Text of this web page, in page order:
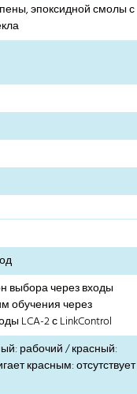
эпоксидной смолы с
выбора через входы
обучения через
LCA-2 с LinkControl
рабочий / красный:
красным: отсутствует